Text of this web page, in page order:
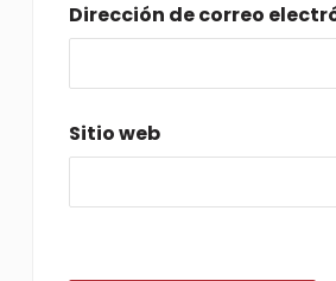
Dirección de correo
Sitio web